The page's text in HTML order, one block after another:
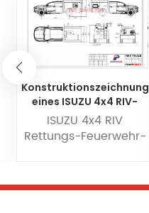
Konstruktionszeichnung
eines ISUZU 4x4 RIV-
Rettungsfeuer-Pickups
ISUZU 4x4 RIV
Rettungs-Feuerwehr-
Isuzu Pickup oder